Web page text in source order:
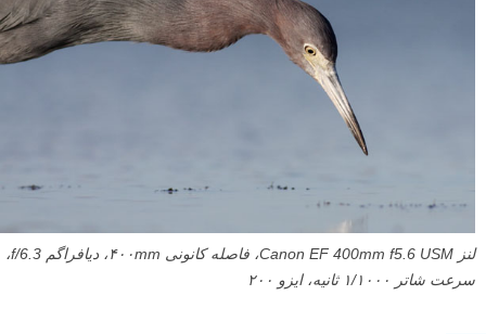
لنز Canon EF 400mm f5.6 USM، فاصله کانونی ۴۰۰mm، دیافراگم f/6.3،
سرعت شاتر ۱/۱۰۰۰ ثانیه، ایزو ۲۰۰